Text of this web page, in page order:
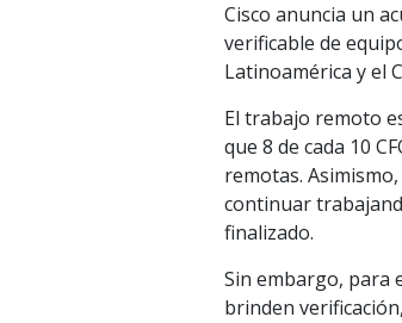
Cisco anuncia un
verificable de
Latinoamérica y el
El trabajo remoto
que 8 de cada 10
remotas.
continuar
finalizado.
Sin embargo, para
brinden